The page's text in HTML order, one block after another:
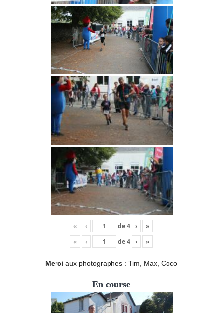
« ‹ de4 ›
»
«
‹ de4 › »
Merci aux photographes : Tim, Max, Coco
En course